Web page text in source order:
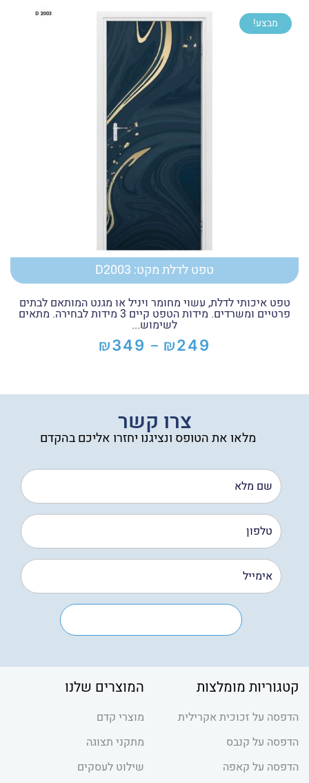
עד
מבצע!
טפט לדלת מקט: D2003
טפט איכותי לדלת, עשוי מחומר ויניל או מגנט המותאם לבתים
פרטיים ומשרדים. מידות הטפט קיים 3 מידות לבחירה. מתאים
לשימוש...
₪249
–
₪349טווח
עד
צרו קשר
מלאו את הטופס ונציגנו יחזרו אליכם בהקדם
קטגוריות מומלצות
הדפסה על זכוכית אקרילית
הדפסה על קנבס
הדפסה על קאפה
המוצרים שלנו
מוצרי קדם
מתקני תצוגה
שילוט לעסקים